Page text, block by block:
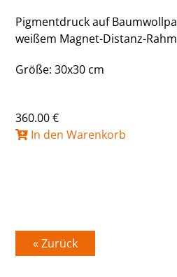
Pigmentdruck auf
weißem Magnet-Distanz-
Größe: 30x30 cm
360.00 €
In den Warenkorb
« Zurück